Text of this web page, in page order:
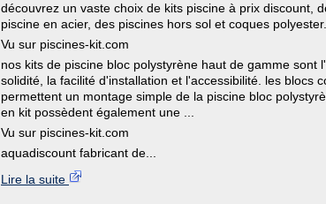
découvrez un vaste choix de kits piscine à prix discount,
piscine en acier, des piscines hors sol et coques polyester.
Vu sur piscines-kit.com
nos kits de piscine bloc polystyrène haut de gamme sont
solidité, la facilité d'installation et l'accessibilité. les blocs
permettent un montage simple de la piscine bloc
en kit possèdent également une ...
Vu sur piscines-kit.com
aquadiscount fabricant de...
Lire la suite